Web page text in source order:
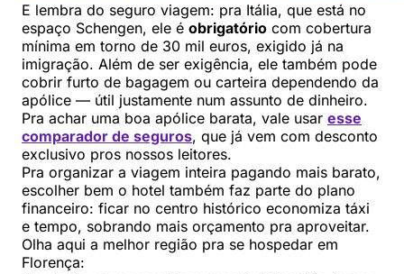
E lembra do seguro viagem: pra Itália, que está no
espaço Schengen, ele é obrigatório com cobertura
mínima em torno de 30 mil euros, exigido já na
imigração. Além de ser exigência, ele também pode
cobrir furto de bagagem ou carteira dependendo da
apólice — útil justamente num assunto de dinheiro.
Pra achar uma boa apólice barata, vale usar esse
comparador de seguros, que já vem com desconto
exclusivo pros nossos leitores.
Pra organizar a viagem inteira pagando mais barato,
escolher bem o hotel também faz parte do plano
financeiro: ficar no centro histórico economiza táxi
e tempo, sobrando mais orçamento pra aproveitar.
Olha aqui a melhor região pra se hospedar em
Florença: